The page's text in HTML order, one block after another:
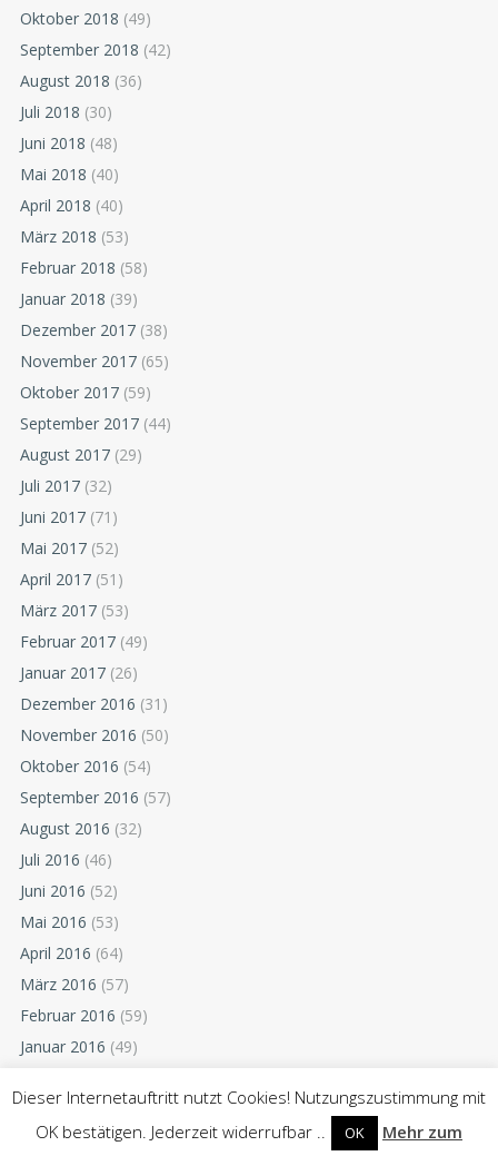
Oktober 2018 (49)
September 2018 (42)
August 2018 (36)
Juli 2018 (30)
Juni 2018 (48)
Mai 2018 (40)
April 2018 (40)
März 2018 (53)
Februar 2018 (58)
Januar 2018 (39)
Dezember 2017 (38)
November 2017 (65)
Oktober 2017 (59)
September 2017 (44)
August 2017 (29)
Juli 2017 (32)
Juni 2017 (71)
Mai 2017 (52)
April 2017 (51)
März 2017 (53)
Februar 2017 (49)
Januar 2017 (26)
Dezember 2016 (31)
November 2016 (50)
Oktober 2016 (54)
September 2016 (57)
August 2016 (32)
Juli 2016 (46)
Juni 2016 (52)
Mai 2016 (53)
April 2016 (64)
März 2016 (57)
Februar 2016 (59)
Januar 2016 (49)
November 2015(55)
Oktober 2015(54)
Dieser Internetauftritt nutzt Cookies! Nutzungszustimmung mit
OK bestätigen. Jederzeit widerrufbar ..
OK
Mehr zum